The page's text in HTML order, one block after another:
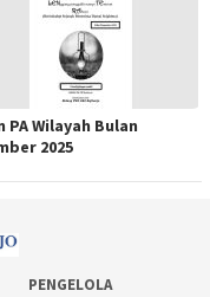
PA Wilayah Bulan
2025
PENGELOLA